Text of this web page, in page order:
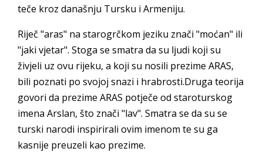
teče kroz današnju Tursku i Armeniju.
Riječ "aras" na starogrčkom jeziku znači "moćan" ili
"jaki vjetar". Stoga se smatra da su ljudi koji su
živjeli uz ovu rijeku, a koji su nosili prezime ARAS,
bili poznati po svojoj snazi i hrabrosti.Druga teorija
govori da prezime ARAS potječe od staroturskog
imena Arslan, što znači "lav". Smatra se da su se
turski narodi inspirirali ovim imenom te su ga
kasnije preuzeli kao prezime.